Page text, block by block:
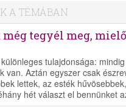
A TÉMÁBAN
még tegyél meg,
tulajdonsága:
van. Aztán egyszer csak
lettek, az esték
hét választ el bennünket